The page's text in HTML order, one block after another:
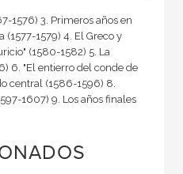
1576) 3. Primeros años en
(1577-1579) 4. El Greco y
(1580-1582) 5. La
6. "El entierro del conde de
central (1586-1596) 8.
1607) 9. Los años finales